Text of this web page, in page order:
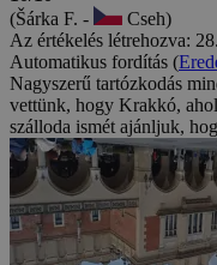
(Šárka F. -
Cseh)
Az értékelés létrehozva:
Automatikus fordítás (
Nagyszerű tartózkodás
vettünk, hogy Krakkó,
szálloda ismét ajánljuk,